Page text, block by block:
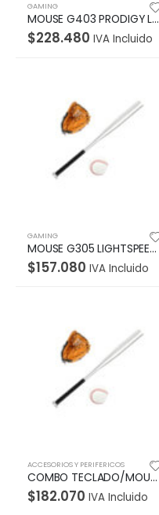
GAMING
MOUSE G403 PRODIGY Logitech Gaming Alámbrico USB 12000DPI Compatible Win-Mac Sensor HERO16K 6Botones Programables RGB Lightsync G HUB Garantía 2Años-NEGRO
$228.480 IVA Incluido
GAMING
MOUSE G305 LIGHTSPEED Logitech Gaming Inalámbrico Receptor USB 12000DPI Compatible Win-Mac Sensor HERO 6Botones Programables Garantía 2Años-NEGRO
$157.080 IVA Incluido
ACCESORIOS Y PERIFERICOS
COMBO TECLADO/MOUSE MK540 Logitech Español Inalámbrico Receptor USB Compatible Win-Unifying Antiderrames Letras No Se Borran Garantía 1Año-NEGRO
$182.070 IVA Incluido